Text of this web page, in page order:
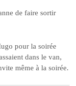
de faire sortir
pour la soirée
dans le van,
même à la soirée.